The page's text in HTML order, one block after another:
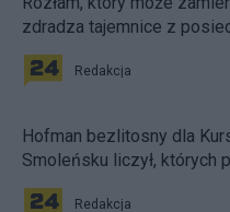
zdradza tajemnice z
Redakcja
Hofman bezlitosny dla
Smoleńsku liczył, których
Redakcja